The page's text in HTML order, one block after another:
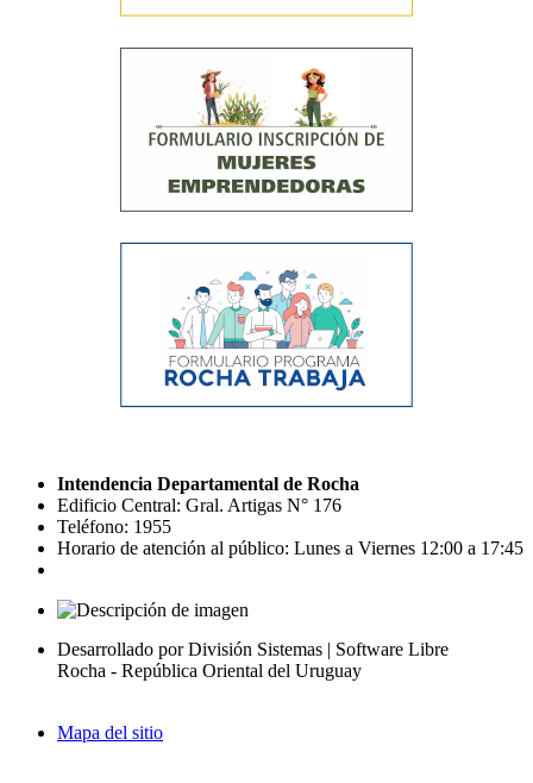
Intendencia Departamental de Rocha
Edificio Central: Gral. Artigas N° 176
Teléfono: 1955
Horario de atención al público: Lunes a Viernes 12:00 a 17:45
Desarrollado por División Sistemas | Software Libre
Rocha - República Oriental del Uruguay
Mapa del sitio